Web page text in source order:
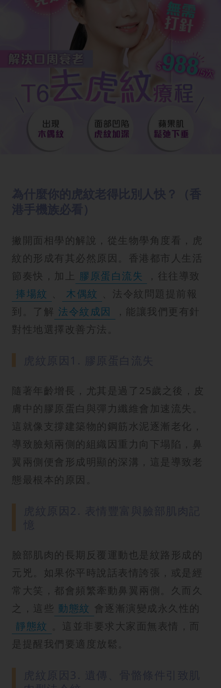
撇開面相學的解說，從生物學角度看，虎
紋的形成有其必然原因。香港都市人生活
節奏快，加上 膠原蛋白流失
，往往導致
捧場紋 、 木偶紋 、法令紋問題提前報
到。了解 法令紋成因
，能讓我們更有針
對性地選擇改善方法。
隨著年齡增長，尤其是過了25歲之後，皮
膚中的膠原蛋白與彈力纖維會加速流失。
這就像支撐建築物的鋼筋水泥逐漸老化，
導致臉頰兩側的組織因重力向下塌陷，鼻
翼兩側便會形成明顯的深溝，這是導致老
態最根本的原因。
臉部肌肉的長期反覆運動也是紋路形成的
元兇。如果你平時說話表情誇張，或是經
常大笑，都會頻繁牽動鼻翼兩側。久而久
之，這些 動態紋 會逐漸演變成永久性的
靜態紋
。這並非要求大家面無表情，而
是提醒我們要適度放鬆。